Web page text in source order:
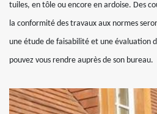
tuiles, en tôle ou encore en ardoise. Des
la conformité des travaux aux normes
une étude de faisabilité et une évaluation
pouvez vous rendre auprès de son bureau.